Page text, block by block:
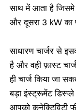
साथ में आता है जिसमे
और दूसरा 3 kW का
साधारण चार्जर से
है और वही फ़ास्ट
ही चार्ज किया जा
बड़ा इंस्ट्रूमेंट
आपको कनेक्टिविटी